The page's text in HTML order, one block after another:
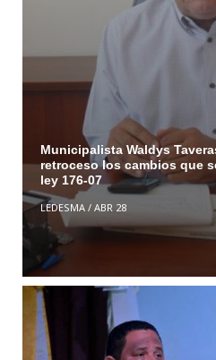
Municipalista Waldys
retroceso los cambios que
ley 176-07
LEDESMA/ ABR 28